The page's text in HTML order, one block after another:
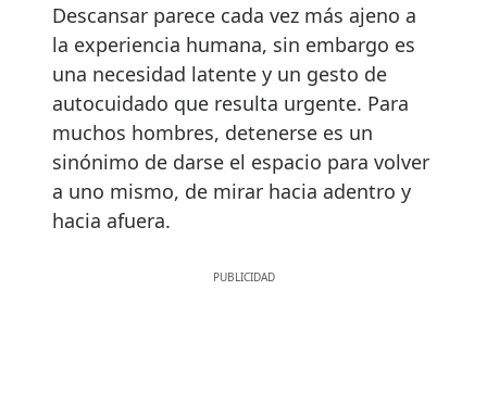
Descansar parece cada vez más ajeno a
la experiencia humana, sin embargo es
una necesidad latente y un gesto de
autocuidado que resulta urgente. Para
muchos hombres, detenerse es un
sinónimo de darse el espacio para volver
a uno mismo, de mirar hacia adentro y
hacia afuera.